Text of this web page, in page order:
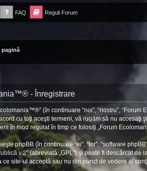
FAQ Reguli Forum
pagină
- Înregistrare
(în continuare “noi”, “nostru”,
cu toţi aceşti termeni, vă rugăm să nu
în mod regulat în timp ce folosiţi „Forum
phpBB (în continuare “ei”, “lor”, “software
v.2” (abreviată „GPL”) şi poate fi descărcat de la
site-ul acceptă sau nu din punct de vedere al